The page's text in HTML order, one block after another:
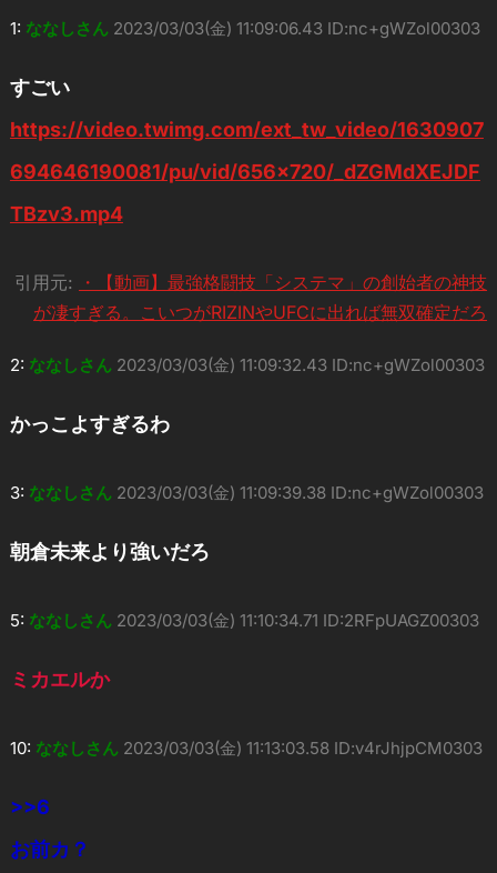
1: ななしさん 2023/03/03(金) 11:09:06.43 ID:nc+gWZol00303
すごい
https://video.twimg.com/ext_tw_video/1630907
694646190081/pu/vid/656×720/_dZGMdXEJDF
TBzv3.mp4
引用元:
・【動画】最強格闘技「システマ」の創始者の神技
が凄すぎる。こいつがRIZINやUFCに出れば無双確定だろ
2: ななしさん 2023/03/03(金) 11:09:32.43 ID:nc+gWZol00303
かっこよすぎるわ
3: ななしさん 2023/03/03(金) 11:09:39.38 ID:nc+gWZol00303
朝倉未来より強いだろ
5: ななしさん 2023/03/03(金) 11:10:34.71 ID:2RFpUAGZ00303
ミカエルか
10: ななしさん 2023/03/03(金) 11:13:03.58 ID:v4rJhjpCM0303
>>6
お前カ？